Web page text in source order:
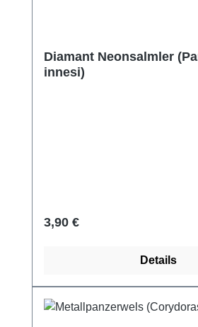
Diamant Neonsalmler
innesi)
Regulärer Preis:
3,90 €
Details